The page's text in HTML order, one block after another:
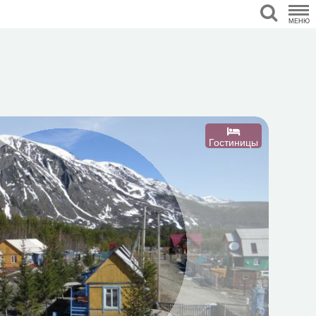
МЕНЮ
Гостиницы